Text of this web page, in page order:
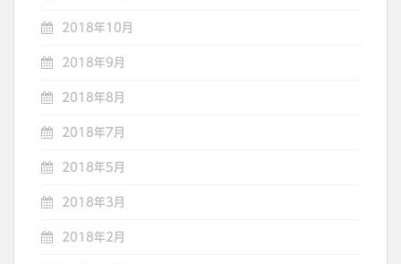
2018年10月
2018年9月
2018年8月
2018年7月
2018年5月
2018年3月
2018年2月